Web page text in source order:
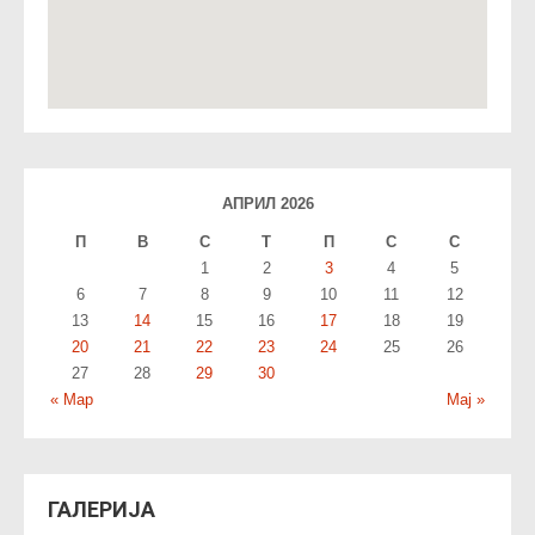
АПРИЛ 2026
П В С T П С С
« Мар Мај »
1 2 3 4
5
6
7 8 9 10 11
12
13
14 15 16 17 18
19
20
21 22 23 24 25
26
27
28 29 30
ГАЛЕРИЈА